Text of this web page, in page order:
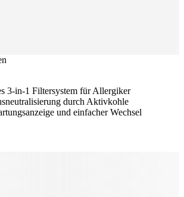
3-in-1 Filtersystem für Allergiker
durch Aktivkohle
und einfacher Wechsel